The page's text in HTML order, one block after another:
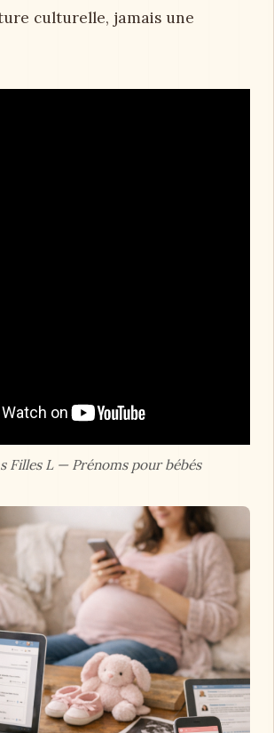
culturelle, jamais une
Filles L — Prénoms pour bébés